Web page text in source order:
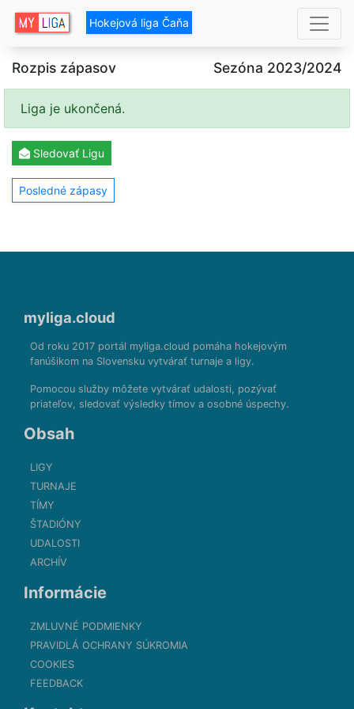
Hokejová liga Čaňa
Rozpis zápasov Sezóna 2023/2024
Liga je ukončená.
Sledovať Ligu
Posledné zápasy
myliga.cloud
Od roku 2017 portál myliga.cloud pomáha hokejovým
fanúšikom na Slovensku vytvárať turnaje a ligy.
Pomocou služby môžete vytvárať udalosti, pozývať
priateľov, sledovať výsledky tímov a osobné úspechy.
Obsah
LIGY
TURNAJE
TÍMY
ŠTADIÓNY
UDALOSTI
ARCHÍV
Informácie
ZMLUVNÉ PODMIENKY
PRAVIDLÁ OCHRANY SÚKROMIA
COOKIES
FEEDBACK